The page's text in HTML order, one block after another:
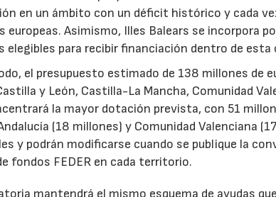
en un ámbito con un déficit histórico y cada
europeas. Asimismo, Illes Balears se incorpora
elegibles para recibir financiación dentro de
el presupuesto estimado de 138 millones de
y León, Castilla-La Mancha, Comunidad
la mayor dotación prevista, con 51
(18 millones) y Comunidad Valenciana
y podrán modificarse cuando se publique la
fondos FEDER en cada territorio.